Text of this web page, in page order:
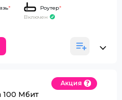
*
Роутер*
Включен
100 Мбит
Акция